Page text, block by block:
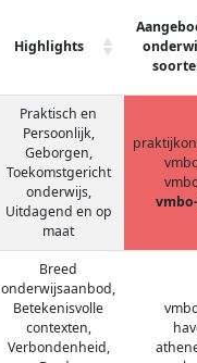
Highlights
Praktisch en
Persoonlijk,
Geborgen,
Toekomstgericht
onderwijs,
Uitdagend en op
maat
Breed
onderwijsaanbod,
Betekenisvolle
contexten,
Verbondenheid,